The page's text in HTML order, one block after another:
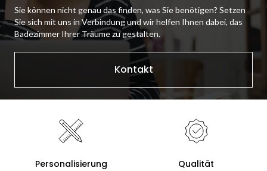
Sie können nicht genau das finden, was Sie benötigen? Setzen
Sie sich mit uns in Verbindung und wir helfen Ihnen dabei, das
Badezimmer Ihrer Träume zu gestalten.
Kontakt
Personalisierung Qualität